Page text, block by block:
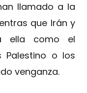
llamado a la
que Irán y
ella como el
Palestino o los
venganza.